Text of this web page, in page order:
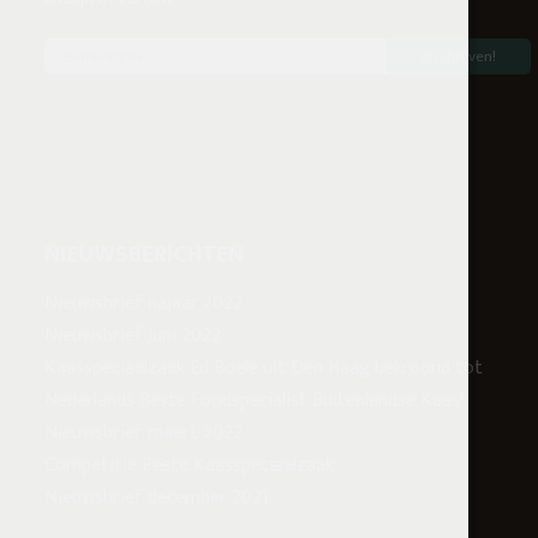
Kaasspeciaalzaak Ed Boele uit Den Haag bekroond tot